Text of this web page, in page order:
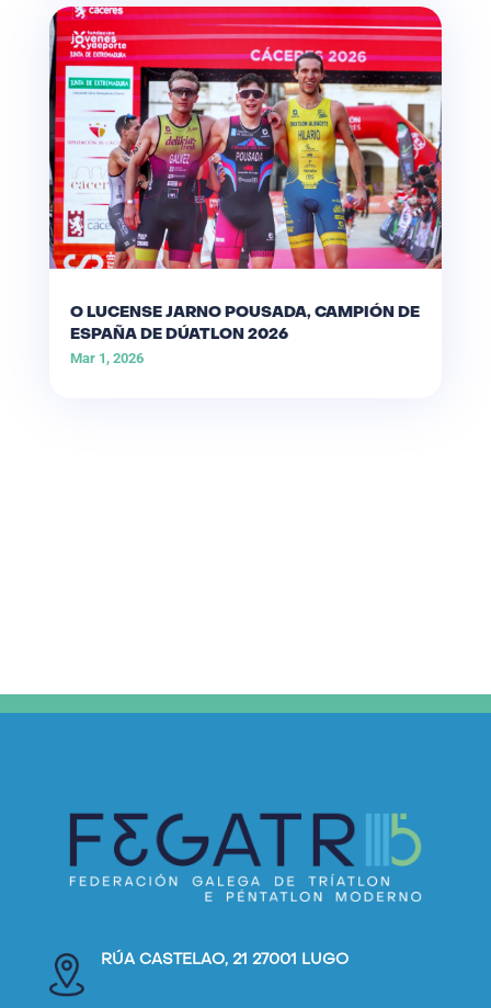
O LUCENSE JARNO POUSADA, CAMPIÓN DE
ESPAÑA DE DÚATLON 2026
Mar 1, 2026
RÚA CASTELAO, 21 27001 LUGO